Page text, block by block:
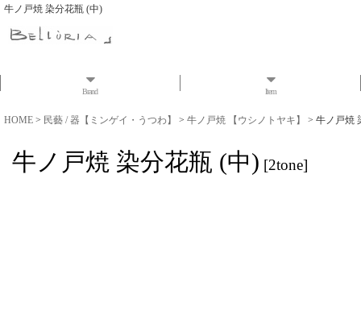
牛ノ戸焼 染分花瓶 (中)
Brand Item
HOME > 民藝 / 器【ミンゲイ・うつわ】 > 牛ノ戸焼 【ウシノトヤキ】 > 牛ノ戸焼
牛ノ戸焼 染分花瓶 (中) [2tone]